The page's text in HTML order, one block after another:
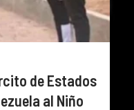
de Estados
al Niño